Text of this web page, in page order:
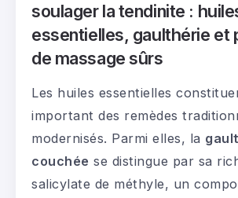
soulager la tendinite :
essentielles, gaulthérie et
de massage sûrs
Les huiles essentielles
important des remèdes
modernisés. Parmi elles, la
couchée se distingue par sa
salicylate de méthyle, un